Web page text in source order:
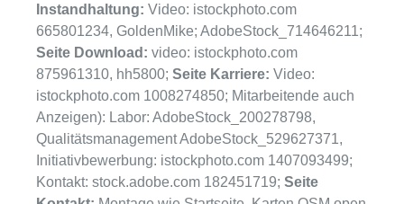
Instandhaltung: Video: istockphoto.com
665801234, GoldenMike; AdobeStock_714646211;
Seite Download: video: istockphoto.com
875961310, hh5800; Seite Karriere: Video:
istockphoto.com 1008274850; Mitarbeitende auch
Anzeigen): Labor: AdobeStock_200278798,
Qualitätsmanagement AdobeStock_529627371,
Initiativbewerbung: istockphoto.com 1407093499;
Kontakt: stock.adobe.com 182451719; Seite